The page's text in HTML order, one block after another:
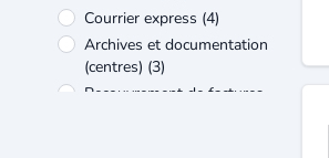
Courrier express (4)
Archives et documentation
(centres) (3)
Recouvrement de factures